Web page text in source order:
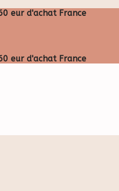
eur d'achat France
eur d'achat France